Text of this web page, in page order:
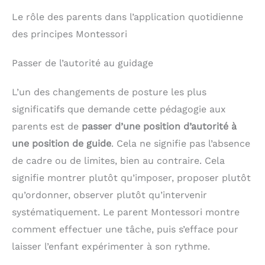
Le rôle des parents dans l’application quotidienne
des principes Montessori
Passer de l’autorité au guidage
L’un des changements de posture les plus
significatifs que demande cette pédagogie aux
parents est de passer d’une position d’autorité à
une position de guide. Cela ne signifie pas l’absence
de cadre ou de limites, bien au contraire. Cela
signifie montrer plutôt qu’imposer, proposer plutôt
qu’ordonner, observer plutôt qu’intervenir
systématiquement. Le parent Montessori montre
comment effectuer une tâche, puis s’efface pour
laisser l’enfant expérimenter à son rythme.